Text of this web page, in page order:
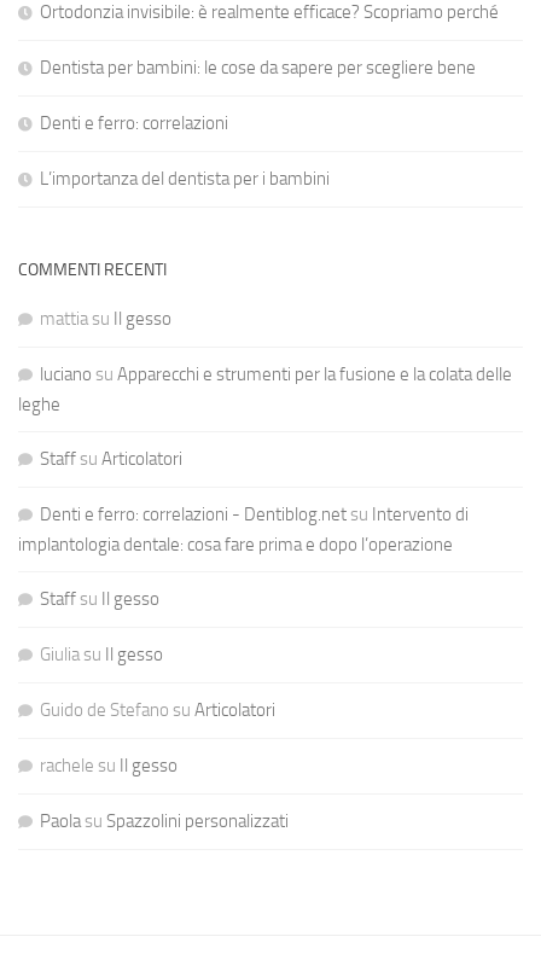
Ortodonzia invisibile: è realmente efficace? Scopriamo perché
Dentista per bambini: le cose da sapere per scegliere bene
Denti e ferro: correlazioni
L’importanza del dentista per i bambini
COMMENTI RECENTI
mattiasu Il gesso
luciano su Apparecchi e strumenti per la fusione e la colata delle
leghe
Staffsu Articolatori
Denti e ferro: correlazioni - Dentiblog.netsu Intervento di
implantologia dentale: cosa fare prima e dopo l’operazione
Staffsu Il gesso
Giuliasu Il gesso
Guido de Stefano su Articolatori
rachele su Il gesso
Paolasu Spazzolini personalizzati